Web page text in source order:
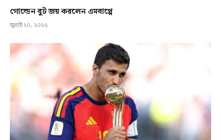
গোল্ডেন বুট জয় করলেন এমবাপ্পে
জুলাই ২০, ২০২৬